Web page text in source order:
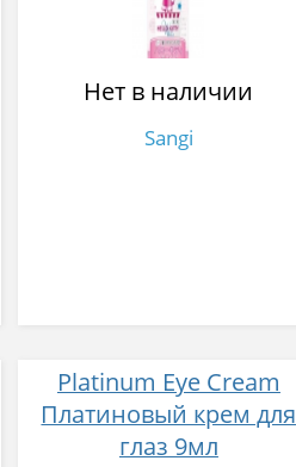
Нет в наличии
Sangi
Platinum Eye Cream
Платиновый крем для
глаз 9мл